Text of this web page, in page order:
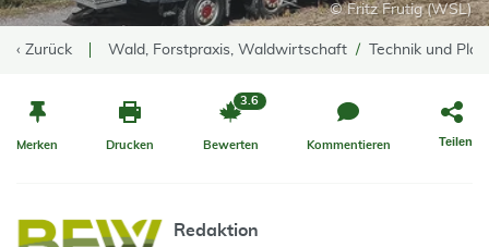
© Fritz Frutig (WSL)
‹ Zurück Wald, Forstpraxis, Waldwirtschaft Technik und
Merken Drucken Bewerten
3.6
Kommentieren Teilen
Redaktion